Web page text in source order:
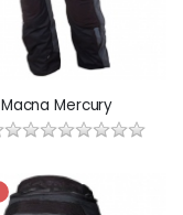
Macna Mercury